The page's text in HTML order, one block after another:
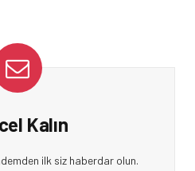
Kalın
ilk siz haberdar olun.